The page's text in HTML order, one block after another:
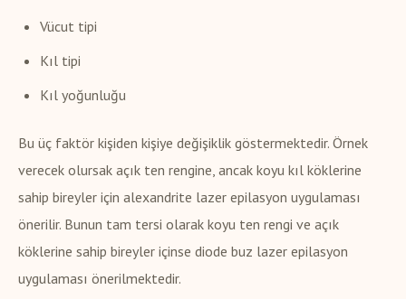
Vücut tipi
Kıl tipi
Kıl yoğunluğu
Bu üç faktör kişiden kişiye değişiklik göstermektedir. Örnek
verecek olursak açık ten rengine, ancak koyu kıl köklerine
sahip bireyler için alexandrite lazer epilasyon uygulaması
önerilir. Bunun tam tersi olarak koyu ten rengi ve açık
köklerine sahip bireyler içinse diode buz lazer epilasyon
uygulaması önerilmektedir.